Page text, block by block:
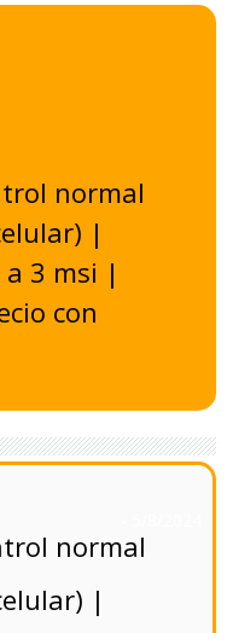
normal
|
a 3 msi |
con
normal
|